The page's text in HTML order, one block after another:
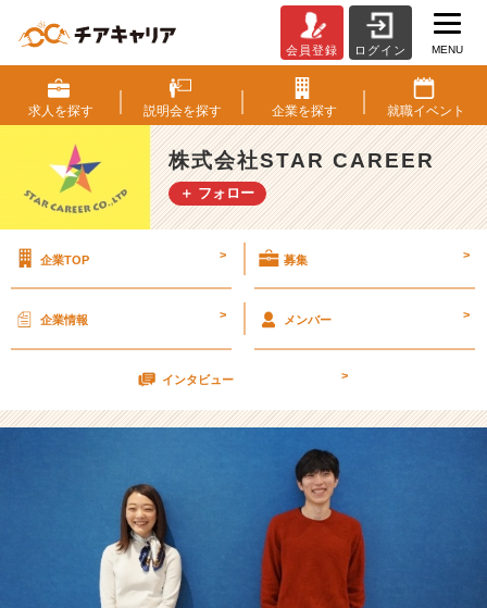
e
l
c
o
m
e！
４
会
社
T
E
E
会員登録 ログイン MENU
求人を探す 説明会を探す 企業を探す 就職イベント
株式会社STAR CAREER
＋ フォロー
企業TOP > 募集 >
企業情報 > メンバー >
インタビュー >